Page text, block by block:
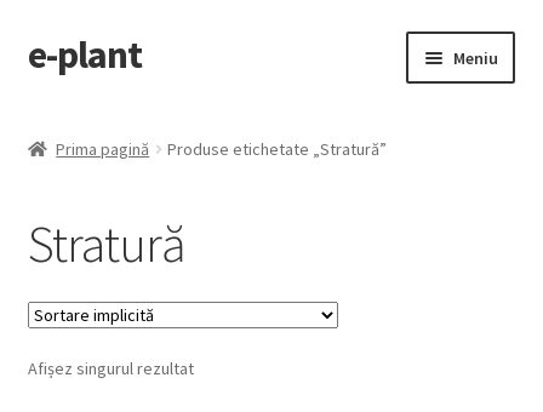
Sari
la
Sari
la
e-plant Meniu
Contact
Checkout
Prima pagină Produse etichetate „Stratură”
Stratură
Afișez singurul rezultat